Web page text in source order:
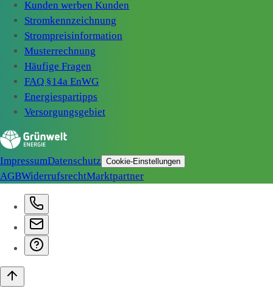
Kunden werben Kunden
Stromkennzeichnung
Strompreisinformation
Musterrechnung
Häufige Fragen
FAQ §14a EnWG
Energiespartipps
Versorgungsgebiet
ImpressumDatenschutz Cookie-Einstellungen
AGBWiderrufsrechtMarktpartner